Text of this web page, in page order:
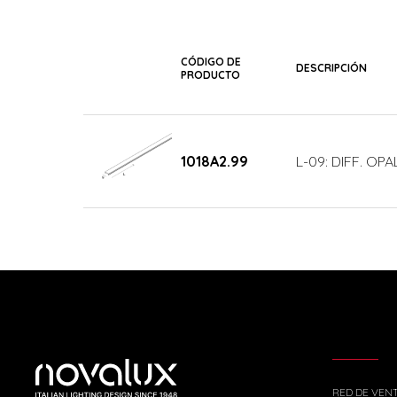
CÓDIGO DE
PRODUCTO
DESCRIPCIÓN
1018A2.99 L-09: DIFF.
RED DE